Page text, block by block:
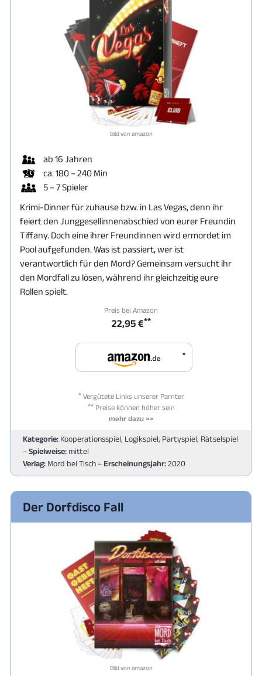
Bild von amazon
ab 16 Jahren
ca. 180 – 240 Min
5 – 7 Spieler
Krimi-Dinner für zuhause bzw. in Las Vegas, denn ihr
feiert den Junggesellinnenabschied von eurer Freundin
Tiffany. Doch eine ihrer Freundinnen wird ermordet im
Pool aufgefunden. Was ist passiert, wer ist
verantwortlich für den Mord? Gemeinsam versucht ihr
den Mordfall zu lösen, während ihr gleichzeitig eure
Rollen spielt.
Preis bei Amazon
22,95 €**
*
*Vergütete Links unserer Parnter
**Preise können höher sein
mehr dazu >>
Kategorie: Kooperationsspiel, Logikspiel, Partyspiel, Rätselspiel
–Spielweise: mittel
Verlag: Mord bei Tisch – Erscheinungsjahr:2020
Der Dorfdisco Fall
Bild von amazon